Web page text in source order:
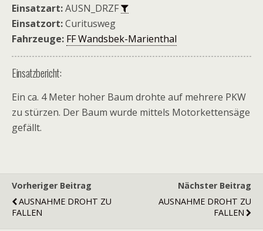
Einsatzart:AUSN_DRZF
Einsatzort:Curitusweg
Fahrzeuge: FF Wandsbek-Marienthal
Einsatzbericht:
Ein ca. 4 Meter hoher Baum drohte auf mehrere PKW
zu stürzen. Der Baum wurde mittels Motorkettensäge
gefällt.
Vorheriger Beitrag
AUSNAHME DROHT ZU
FALLEN
Nächster Beitrag
AUSNAHME DROHT ZU
FALLEN